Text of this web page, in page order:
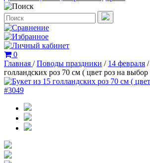
0
Главная /Поводы праздники / 14 февраля /
голландских роз 70 см ( цвет роз на